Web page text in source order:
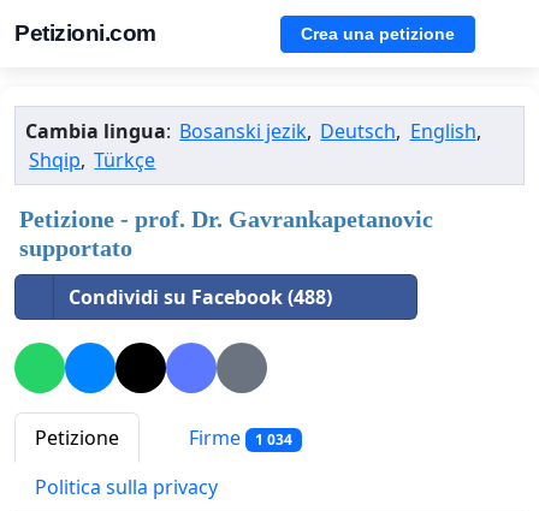
Petizioni.com Crea una petizione
Cambia lingua: Bosanski jezik, Deutsch, English,
Shqip, Türkçe
Petizione - prof. Dr. Gavrankapetanovic
supportato
Condividi su Facebook (488)
Petizione Firme 1 034
Politica sulla privacy